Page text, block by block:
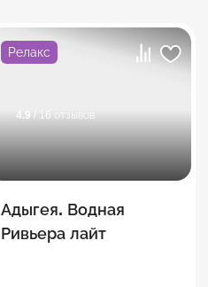
Релакс
4.9 / 16 отзывов
Адыгея. Водная
Ривьера лайт